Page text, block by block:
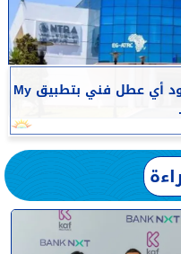
تنظيم الاتصالات في مصر: عدم وجود أي عطل فني بتطبيق My